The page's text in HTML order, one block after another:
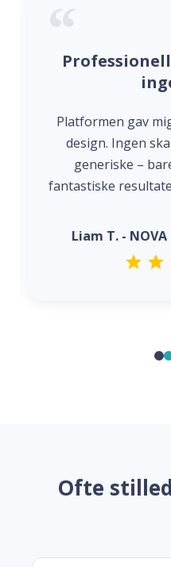
Platformen gav
design. Ingen
generiske –
fantastiske
Liam T. - NOVA
Ofte